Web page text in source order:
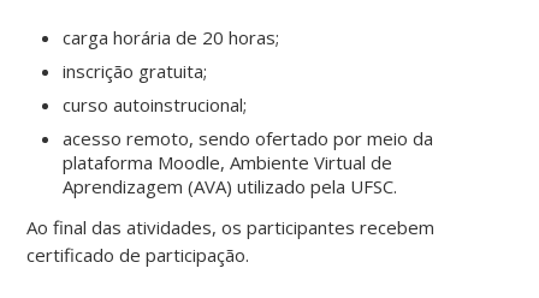
carga horária de 20 horas;
inscrição gratuita;
curso autoinstrucional;
acesso remoto, sendo ofertado por meio da
plataforma Moodle, Ambiente Virtual de
Aprendizagem (AVA) utilizado pela UFSC.
Ao final das atividades, os participantes recebem
certificado de participação.